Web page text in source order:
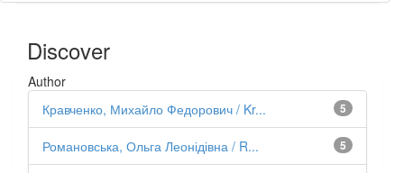
Discover
Author
5
Кравченко, Михайло Федорович / Kr...
5
Романовська, Ольга Леонідівна / R...